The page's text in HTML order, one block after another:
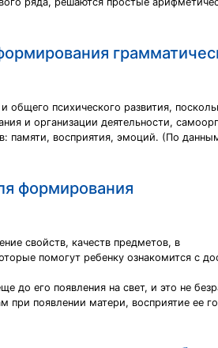
психического развития,
и организации деятельности,
памяти, восприятия, эмоций. (По
формирования
свойств, качеств предметов, в
помогут ребенку ознакомится с
до его появления на свет, и это не
появлении матери, восприятие ее